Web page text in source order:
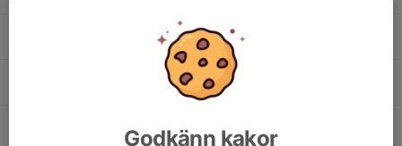
Godkänn kakor